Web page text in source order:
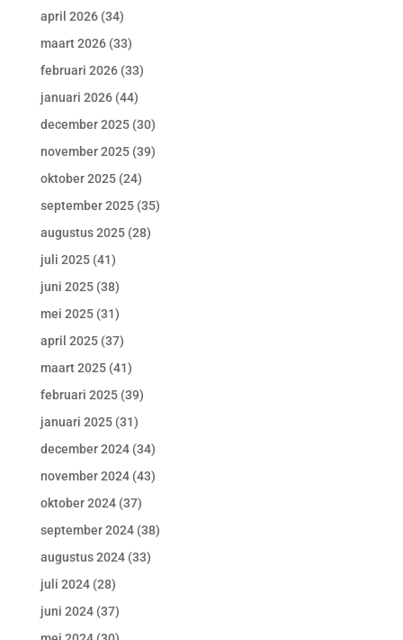
april 2026(34)
maart 2026(33)
februari 2026(33)
januari 2026(44)
december 2025(30)
november 2025(39)
oktober 2025(24)
september 2025(35)
augustus 2025(28)
juli 2025(41)
juni 2025(38)
mei 2025(31)
april 2025(37)
maart 2025(41)
februari 2025(39)
januari 2025(31)
december 2024(34)
november 2024(43)
oktober 2024(37)
september 2024(38)
augustus 2024(33)
juli 2024(28)
juni 2024(37)